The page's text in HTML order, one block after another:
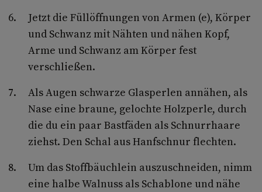
Jetzt die Füllöffnungen von Armen (e), Körper
und Schwanz mit Nähten und nähen Kopf,
Arme und Schwanz am Körper fest
verschließen.
Als Augen schwarze Glasperlen annähen, als
Nase eine braune, gelochte Holzperle, durch
die du ein paar Bastfäden als Schnurrhaare
ziehst. Den Schal aus Hanfschnur flechten.
Um das Stoffbäuchlein auszuschneiden, nimm
eine halbe Walnuss als Schablone und nähe